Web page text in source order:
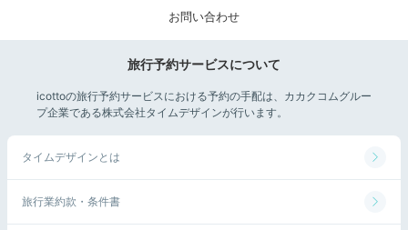
お問い合わせ
旅行予約サービスについて
icottoの旅行予約サービスにおける予約の手配は、カカクコムグルー
プ企業である株式会社タイムデザインが行います。
タイムデザインとは
旅行業約款・条件書